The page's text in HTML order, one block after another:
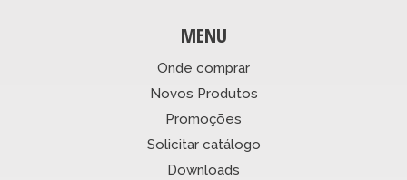
MENU
Onde comprar
Novos Produtos
Promoções
Solicitar catálogo
Downloads